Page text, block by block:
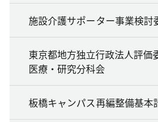
施設介護サポーター事業検討
東京都地方独立行政法人評
医療・研究分科会
板橋キャンパス再編整備基本